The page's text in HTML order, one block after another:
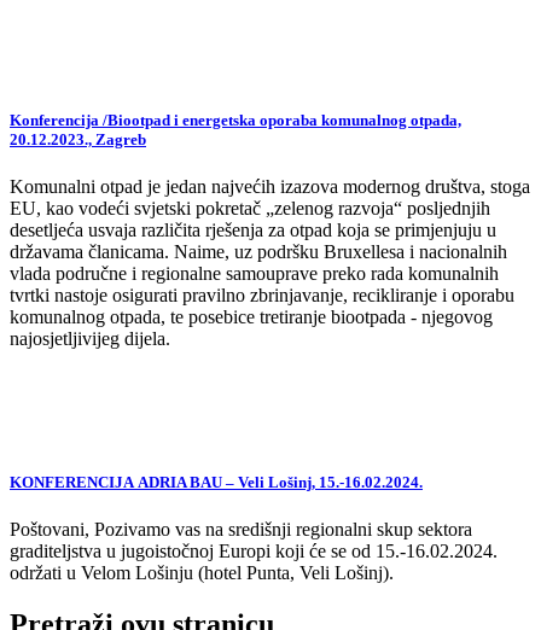
Konferencija /Biootpad i energetska oporaba komunalnog otpada,
20.12.2023., Zagreb
Komunalni otpad je jedan najvećih izazova modernog društva, stoga
EU, kao vodeći svjetski pokretač „zelenog razvoja“ posljednjih
desetljeća usvaja različita rješenja za otpad koja se primjenjuju u
državama članicama. Naime, uz podršku Bruxellesa i nacionalnih
vlada područne i regionalne samouprave preko rada komunalnih
tvrtki nastoje osigurati pravilno zbrinjavanje, recikliranje i oporabu
komunalnog otpada, te posebice tretiranje biootpada - njegovog
najosjetljivijeg dijela.
KONFERENCIJA ADRIA BAU – Veli Lošinj, 15.-16.02.2024.
Poštovani, Pozivamo vas na središnji regionalni skup sektora
graditeljstva u jugoistočnoj Europi koji će se od 15.-16.02.2024.
održati u Velom Lošinju (hotel Punta, Veli Lošinj).